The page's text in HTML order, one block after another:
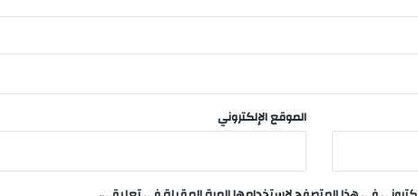
الموقع الإلكتروني